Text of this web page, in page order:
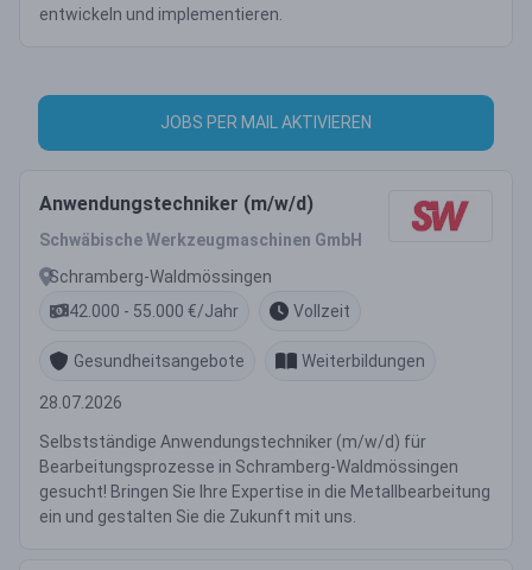
entwickeln und implementieren.
JOBS PER MAIL AKTIVIEREN
Anwendungstechniker (m/w/d)
Schwäbische Werkzeugmaschinen GmbH
Schramberg-Waldmössingen
42.000 - 55.000 €/Jahr
Vollzeit
Gesundheitsangebote Weiterbildungen
28.07.2026
Selbstständige Anwendungstechniker (m/w/d) für
Bearbeitungsprozesse in Schramberg-Waldmössingen
gesucht! Bringen Sie Ihre Expertise in die Metallbearbeitung
ein und gestalten Sie die Zukunft mit uns.